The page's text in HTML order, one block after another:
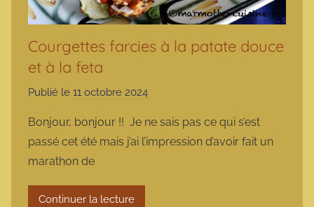
Courgettes farcies à la patate douce
et à la feta
Publié le 11 octobre 2024
r
m
Bonjour, bonjour !! Je ne sais pas ce qui s’est
passé cet été mais j’ai l’impression d’avoir fait un
marathon de
Continuer la lecture